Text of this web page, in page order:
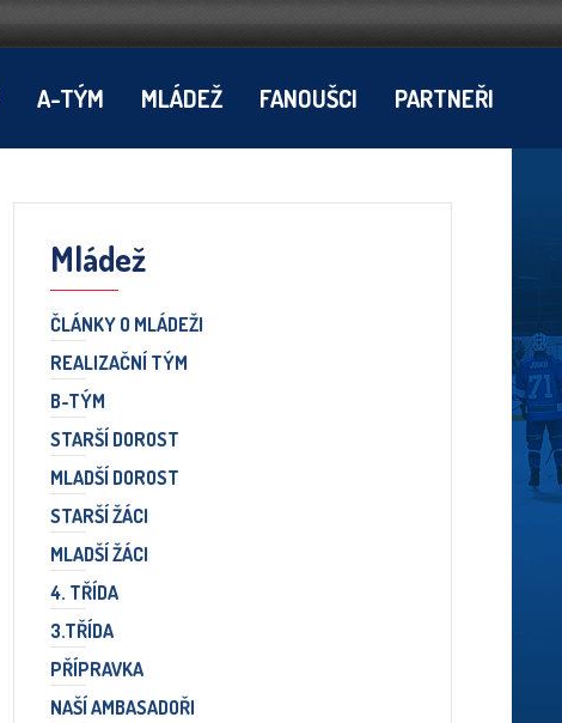
A-TÝM MLÁDEŽ FANOUŠCI PARTNEŘI
Mládež
ČLÁNKY O MLÁDEŽI
REALIZAČNÍ TÝM
B-TÝM
STARŠÍ DOROST
MLADŠÍ DOROST
STARŠÍ ŽÁCI
MLADŠÍ ŽÁCI
4. TŘÍDA
3.TŘÍDA
PŘÍPRAVKA
NAŠÍ AMBASADOŘI